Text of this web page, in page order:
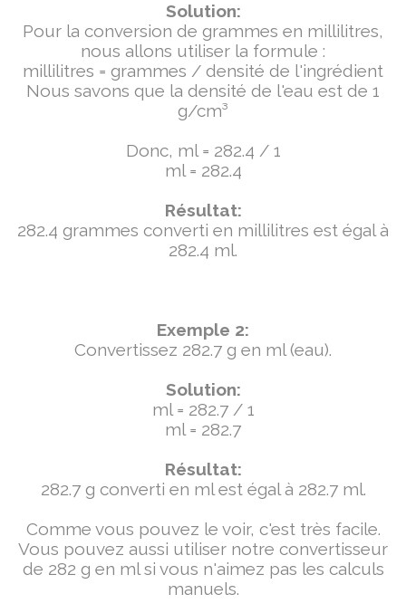
Solution:
Pour la conversion de grammes en millilitres,
nous allons utiliser la formule :
millilitres = grammes / densité de l'ingrédient
Nous savons que la densité de l'eau est de 1
g/cm³
Donc, ml = 282.4 / 1
ml = 282.4
Résultat:
282.4 grammes converti en millilitres est égal à
282.4 ml.
Exemple 2:
Convertissez 282.7 g en ml (eau).
Solution:
ml = 282.7 / 1
ml = 282.7
Résultat:
282.7 g converti en ml est égal à 282.7 ml.
Comme vous pouvez le voir, c'est très facile.
Vous pouvez aussi utiliser notre convertisseur
de 282 g en ml si vous n'aimez pas les calculs
manuels.